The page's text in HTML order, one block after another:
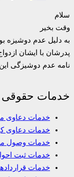
سلام
وقت بخیر
به دلیل عدم دوشیزه
پدرشان با ایشان
نامه عدم دوشیزگی
خدمات حقوقی
خدمات دعاوی
خدمات دعاوی
خدمات وصول
خدمات ثبت
خدمات